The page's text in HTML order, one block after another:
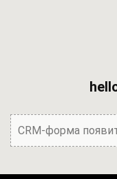
CRM-форма